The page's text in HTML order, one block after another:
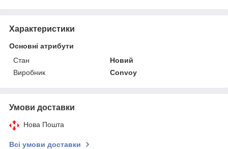
Характеристики
Основні атрибути
Стан
Новий
Виробник
Convoy
Умови доставки
Нова Пошта
Всі умови доставки